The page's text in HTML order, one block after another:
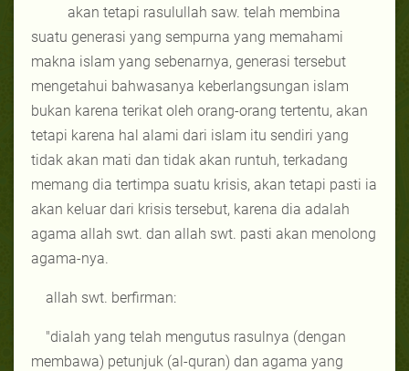
akan tetapi rasulullah saw. telah membina
suatu generasi yang sempurna yang memahami
makna islam yang sebenarnya, generasi tersebut
mengetahui bahwasanya keberlangsungan islam
bukan karena terikat oleh orang-orang tertentu, akan
tetapi karena hal alami dari islam itu sendiri yang
tidak akan mati dan tidak akan runtuh, terkadang
memang dia tertimpa suatu krisis, akan tetapi pasti ia
akan keluar dari krisis tersebut, karena dia adalah
agama allah swt. dan allah swt. pasti akan menolong
agama-nya.
allah swt. berfirman:
"dialah yang telah mengutus rasulnya (dengan
membawa) petunjuk (al-quran) dan agama yang